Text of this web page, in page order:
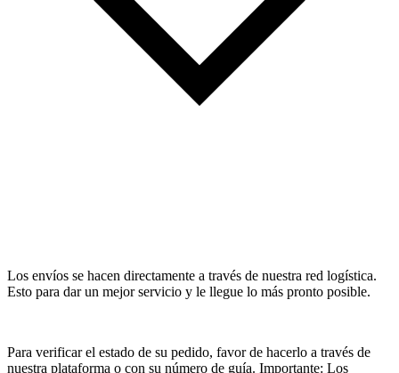
Los envíos se hacen directamente a través de nuestra red logística.
Esto para dar un mejor servicio y le llegue lo más pronto posible.
Para verificar el estado de su pedido, favor de hacerlo a través de
nuestra plataforma o con su número de guía. Importante: Los